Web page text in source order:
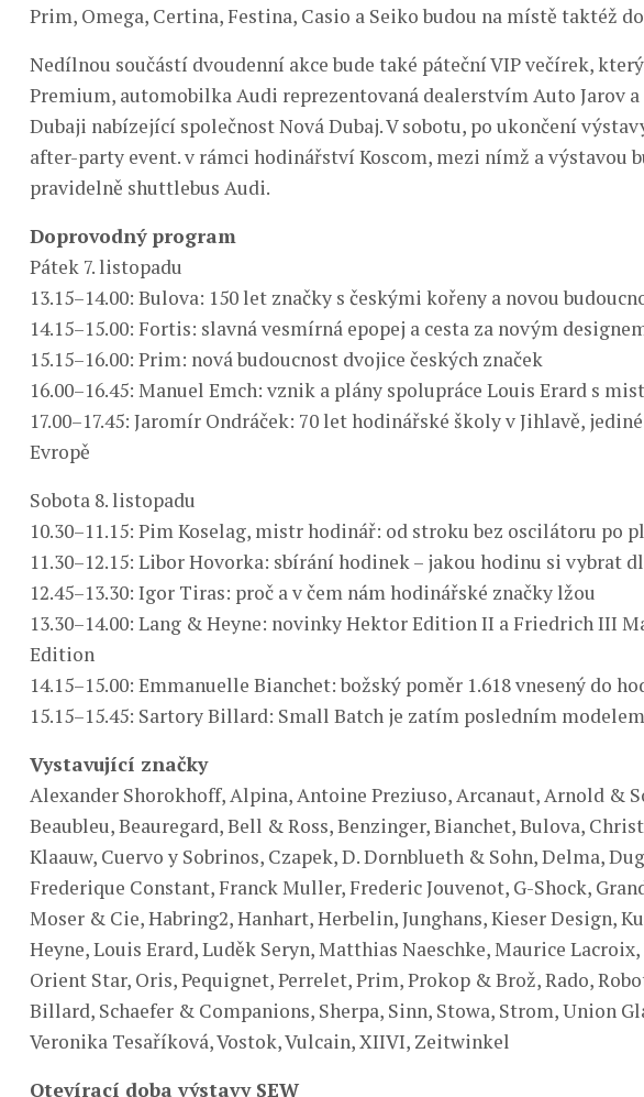
Prim, Omega, Certina, Festina, Casio a Seiko budou na místě taktéž
Nedílnou součástí dvoudenní akce bude také páteční VIP večírek, který
Premium, automobilka Audi reprezentovaná dealerstvím Auto Jarov a
Dubaji nabízející společnost Nová Dubaj. V sobotu, po ukončení
after-party event. v rámci hodinářství Koscom, mezi nímž a výstavou
pravidelně shuttlebus Audi.
Doprovodný program
Pátek 7. listopadu
13.15–14.00: Bulova: 150 let značky s českými kořeny a novou
14.15–15.00: Fortis: slavná vesmírná epopej a cesta za novým
15.15–16.00: Prim: nová budoucnost dvojice českých značek
16.00–16.45: Manuel Emch: vznik a plány spolupráce Louis Erard s
17.00–17.45: Jaromír Ondráček: 70 let hodinářské školy v Jihlavě, jediné
Evropě
Sobota 8. listopadu
10.30–11.15: Pim Koselag, mistr hodinář: od stroku bez oscilátoru po
11.30–12.15: Libor Hovorka: sbírání hodinek – jakou hodinu si vybrat
12.45–13.30: Igor Tiras: proč a v čem nám hodinářské značky lžou
13.30–14.00: Lang & Heyne: novinky Hektor Edition II a Friedrich III
Edition
14.15–15.00: Emmanuelle Bianchet: božský poměr 1.618 vnesený do
15.15–15.45: Sartory Billard: Small Batch je zatím posledním modelem
Vystavující značky
Alexander Shorokhoff, Alpina, Antoine Preziuso, Arcanaut, Arnold &
Beaubleu, Beauregard, Bell & Ross, Benzinger, Bianchet, Bulova,
Klaauw, Cuervo y Sobrinos, Czapek, D. Dornblueth & Sohn, Delma,
Frederique Constant, Franck Muller, Frederic Jouvenot, G-Shock, Grand
Moser & Cie, Habring2, Hanhart, Herbelin, Junghans, Kieser Design,
Heyne, Louis Erard, Luděk Seryn, Matthias Naeschke, Maurice Lacroix,
Orient Star, Oris, Pequignet, Perrelet, Prim, Prokop & Brož, Rado,
Billard, Schaefer & Companions, Sherpa, Sinn, Stowa, Strom, Union
Veronika Tesaříková, Vostok, Vulcain, XIIVI, Zeitwinkel
Otevírací doba výstavy SEW